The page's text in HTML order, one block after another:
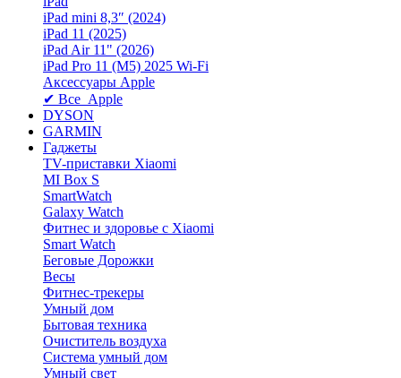
iPad mini 8,3″ (2024)
iPad 11 (2025)
iPad Air 11" (2026)
iPad Pro 11 (M5) 2025 Wi-Fi
Аксессуары Apple
✔ Все Apple
DYSON
GARMIN
Гаджеты
TV-приставки Xiaomi
MI Box S
SmartWatch
Galaxy Watch
Фитнес и здоровье с Xiaomi
Smart Watch
Беговые Дорожки
Весы
Фитнес-трекеры
Умный дом
Бытовая техника
Очиститель воздуха
Система умный дом
Умный свет